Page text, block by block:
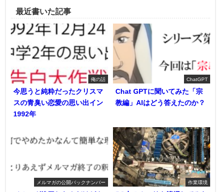
最近書いた記事
俺の話
今思うと純粋だったクリスマ
スの青臭い恋愛の思い出イン
1992年
ChatGPT
Chat GPTに聞いてみた「宗
教編」AIはどう答えたのか？
メルマガの公開バックナンバー 作業環境